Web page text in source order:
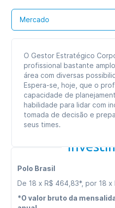
Mercado
O Gestor Estratégico
profissional bastante
área com diversas
Espera-se, hoje, que o
capacidade de
habilidade para lidar com
tomada de decisão e
seus times.
Polo Brasil
De 18 x R$ 464,83*, por 18 x
*O valor bruto da